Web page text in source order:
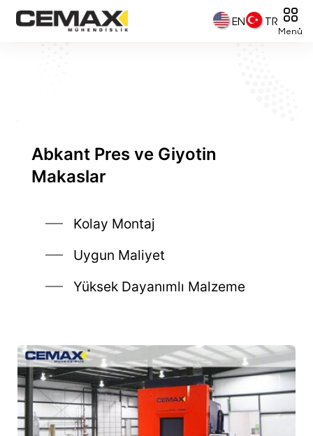
EN TR
Menü
Abkant Pres ve Giyotin
Makaslar
Kolay Montaj
Uygun Maliyet
Yüksek Dayanımlı Malzeme